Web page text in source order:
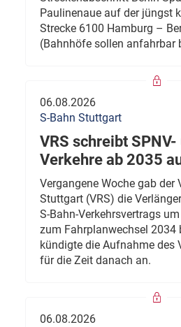
Paulinenaue auf der jüngst
Strecke 6100 Hamburg –
(Bahnhöfe sollen anfahrbar
06.08.2026
S-Bahn Stuttgart
VRS schreibt SPNV-
Verkehre ab 2035
Vergangene Woche gab der
Stuttgart (VRS) die
S-Bahn-Verkehrsvertrags
zum Fahrplanwechsel 2034
kündigte die Aufnahme des
für die Zeit danach an.
06.08.2026